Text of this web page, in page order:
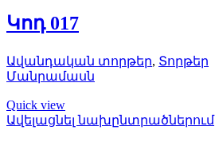
Կոդ 017
Ավանդական տորթեր, Տորթեր
Մանրամասն
Quick view
Ավելացնել նախընտրածներում